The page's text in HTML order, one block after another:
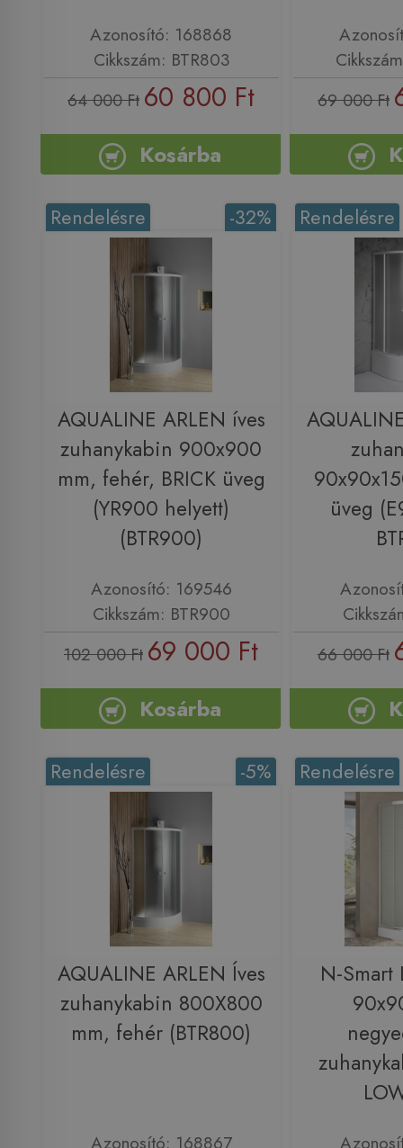
Azonosító: 168868
Cikkszám: BTR803
64 000 Ft 60 800 Ft
Kosárba
69 000 Ft
-32%
Rendelésre
AQUALINE ARLEN íves
zuhanykabin 900x900
mm, fehér, BRICK üveg
(YR900 helyett)
(BTR900)
Azonosító: 169546
Cikkszám: BTR900
102 000 Ft 69 000 Ft
Kosárba
Rendelésre
üveg
66 000 Ft
-5%
Rendelésre
AQUALINE ARLEN Íves
zuhanykabin 800X800
mm, fehér (BTR800)
Azonosító: 168867
Rendelésre
N-Smart